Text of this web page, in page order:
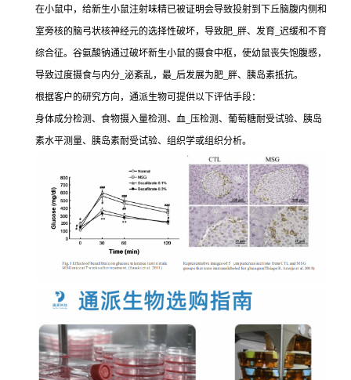
在小鼠中，给新生小鼠注射味精已被证明会导致投射到下丘脑腹内侧和
室旁核的脑弓状核神经元的选择性破坏，导致肥_胖、发育_迟缓和不育
综合征。谷氨酸钠通过破坏新生小鼠的摄食中枢，使幼鼠丧失饱腹感，
导致过度摄食与内分_泌紊乱，最_后发展为肥_胖、胰岛素抵抗。
根据客户的研究方向，通派生物可提供以下评估手段：
身体成分检测、食物摄入量检测、血_压检测、葡萄糖耐受试验、胰岛
素水平测量、胰岛素耐受试验、组织学或组织分析。